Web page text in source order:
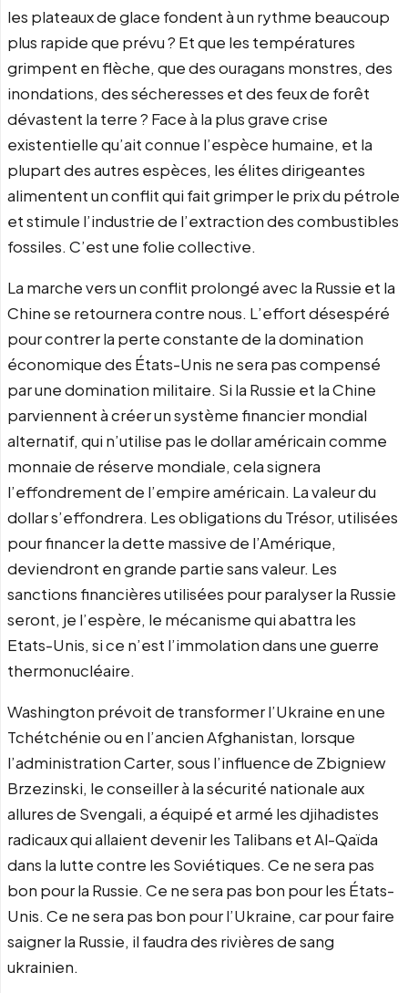
les plateaux de glace fondent à un rythme beaucoup
plus rapide que prévu ? Et que les températures
grimpent en flèche, que des ouragans monstres, des
inondations, des sécheresses et des feux de forêt
dévastent la terre ? Face à la plus grave crise
existentielle qu’ait connue l’espèce humaine, et la
plupart des autres espèces, les élites dirigeantes
alimentent un conflit qui fait grimper le prix du pétrole
et stimule l’industrie de l’extraction des combustibles
fossiles. C’est une folie collective.
La marche vers un conflit prolongé avec la Russie et la
Chine se retournera contre nous. L’effort désespéré
pour contrer la perte constante de la domination
économique des États-Unis ne sera pas compensé
par une domination militaire. Si la Russie et la Chine
parviennent à créer un système financier mondial
alternatif, qui n’utilise pas le dollar américain comme
monnaie de réserve mondiale, cela signera
l’effondrement de l’empire américain. La valeur du
dollar s’effondrera. Les obligations du Trésor, utilisées
pour financer la dette massive de l’Amérique,
deviendront en grande partie sans valeur. Les
sanctions financières utilisées pour paralyser la Russie
seront, je l’espère, le mécanisme qui abattra les
Etats-Unis, si ce n’est l’immolation dans une guerre
thermonucléaire.
Washington prévoit de transformer l’Ukraine en une
Tchétchénie ou en l’ancien Afghanistan, lorsque
l’administration Carter, sous l’influence de Zbigniew
Brzezinski, le conseiller à la sécurité nationale aux
allures de Svengali, a équipé et armé les djihadistes
radicaux qui allaient devenir les Talibans et Al-Qaïda
dans la lutte contre les Soviétiques. Ce ne sera pas
bon pour la Russie. Ce ne sera pas bon pour les États-
Unis. Ce ne sera pas bon pour l’Ukraine, car pour faire
saigner la Russie, il faudra des rivières de sang
ukrainien.